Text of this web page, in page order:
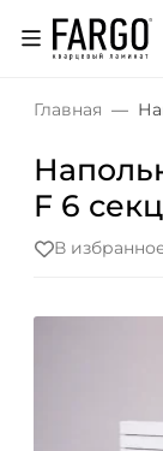
Главная
F 6
В